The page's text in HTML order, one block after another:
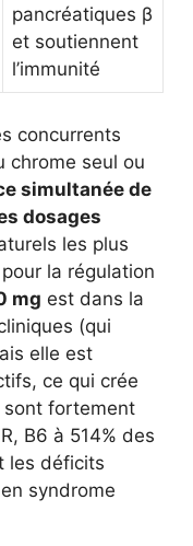
pancréatiques β
et soutiennent
l’immunité
concurrents
chrome seul ou
simultanée de
dosages
les plus
la régulation
mg est dans la
(qui
elle est
ce qui crée
sont fortement
B6 à 514% des
les déficits
syndrome